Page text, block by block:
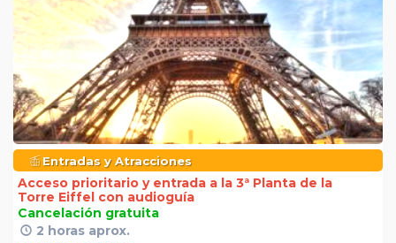
Entradas y Atracciones
Acceso prioritario y entrada a la 3ª Planta de la
Torre Eiffel con audioguía
Cancelación gratuita
2 horas aprox.